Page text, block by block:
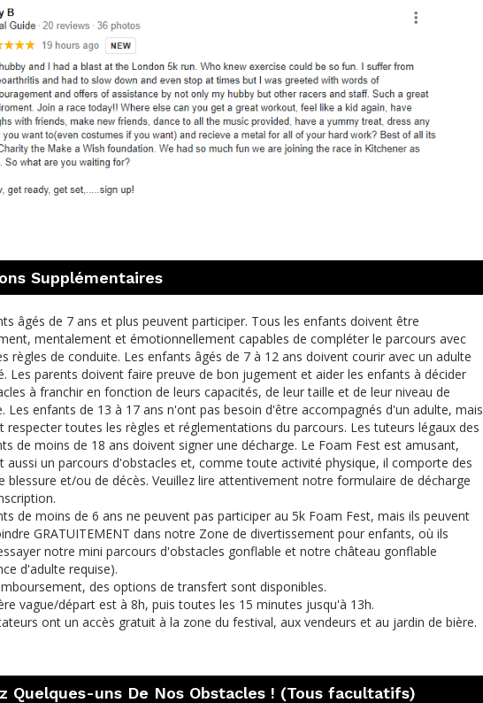
Supplémentaires
âgés de 7 ans et plus peuvent participer. Tous les enfants doivent être
mentalement et émotionnellement capables de compléter le parcours avec
règles de conduite. Les enfants âgés de 7 à 12 ans doivent courir avec un adulte
Les parents doivent faire preuve de bon jugement et aider les enfants à décider
à franchir en fonction de leurs capacités, de leur taille et de leur niveau de
Les enfants de 13 à 17 ans n'ont pas besoin d'être accompagnés d'un adulte, mais
respecter toutes les règles et réglementations du parcours. Les tuteurs légaux des
de moins de 18 ans doivent signer une décharge. Le Foam Fest est amusant,
aussi un parcours d'obstacles et, comme toute activité physique, il comporte des
blessure et/ou de décès. Veuillez lire attentivement notre formulaire de décharge
de moins de 6 ans ne peuvent pas participer au 5k Foam Fest, mais ils peuvent
GRATUITEMENT dans notre Zone de divertissement pour enfants, où ils
notre mini parcours d'obstacles gonflable et notre château gonflable
d'adulte requise).
des options de transfert sont disponibles.
vague/départ est à 8h, puis toutes les 15 minutes jusqu'à 13h.
ont un accès gratuit à la zone du festival, aux vendeurs et au jardin de bière.
Quelques-uns De Nos Obstacles ! (Tous facultatifs)